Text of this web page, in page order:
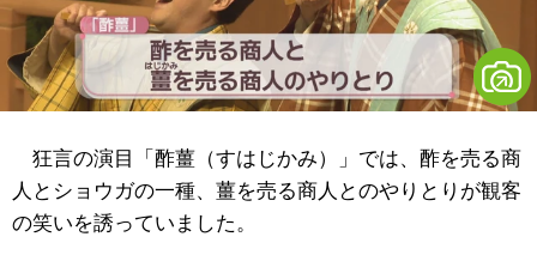
狂言の演目「酢薑（すはじかみ）」では、酢を売る商
人とショウガの一種、薑を売る商人とのやりとりが観客
の笑いを誘っていました。